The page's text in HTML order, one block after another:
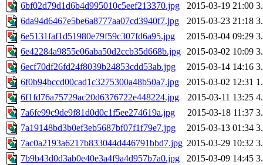
6bf02d79d1d6b4d995010c5eef213370.jpg
2015-03-19 21:00
6da94d6467e5be6a8777aa07cd3940f7.jpg
2015-03-23 21:18
6e5131faf1d51980e79f59c307fd6a95.jpg
2015-03-04 09:29
6e42284a9855e06aba50d2ccb35d668b.jpg 2015-03-02 10:09
6ecf70df26fd24f8039b24853cdd53ab.jpg
2015-03-14 14:16
6f0b94bccd00cad1c3275300a48b50a7.jpg
2015-03-02 12:31
6f1fd76a75729ac20d6376722e448224.jpg
2015-03-11 13:25
7a6fe99c9de9f81d0d0c1f5ee274619a.jpg
2015-03-18 11:37
7a19148bd3b0ef3eb5687bf07f1f79e7.jpg
2015-03-13 01:34
7ac0a2193a6217b833044d446791bbd7.jpg 2015-03-29 10:32
7b9b43d0d3ab0e40e3a4f9a4d957b7a0.jpg
2015-03-09 14:45